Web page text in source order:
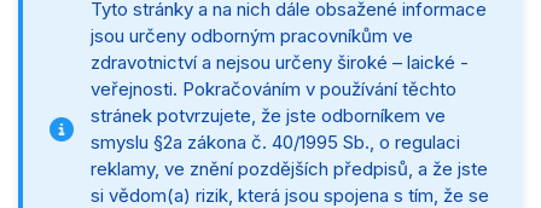
Tyto stránky a na nich dále obsažené informace
jsou určeny odborným pracovníkům ve
zdravotnictví a nejsou určeny široké – laické -
veřejnosti. Pokračováním v používání těchto
stránek potvrzujete, že jste odborníkem ve
smyslu §2a zákona č. 40/1995 Sb., o regulaci
reklamy, ve znění pozdějších předpisů, a že jste
si vědom(a) rizik, která jsou spojena s tím, že se